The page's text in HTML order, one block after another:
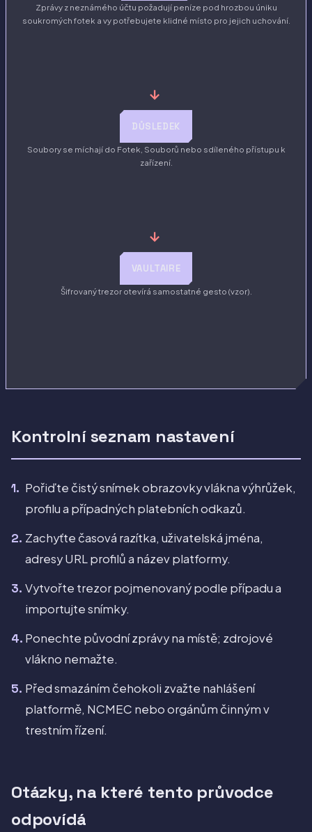
Zprávy z neznámého účtu požadují peníze pod hrozbou úniku
soukromých fotek a vy potřebujete klidné místo pro jejich uchování.
→
DŮSLEDEK
Soubory se míchají do Fotek, Souborů nebo sdíleného přístupu k
zařízení.
→
VAULTAIRE
Šifrovaný trezor otevírá samostatné gesto (vzor).
Kontrolní seznam nastavení
Pořiďte čistý snímek obrazovky vlákna výhrůžek,
profilu a případných platebních odkazů.
Zachyťte časová razítka, uživatelská jména,
adresy URL profilů a název platformy.
Vytvořte trezor pojmenovaný podle případu a
importujte snímky.
Ponechte původní zprávy na místě; zdrojové
vlákno nemažte.
Před smazáním čehokoli zvažte nahlášení
platformě, NCMEC nebo orgánům činným v
trestním řízení.
Otázky, na které tento průvodce
odpovídá